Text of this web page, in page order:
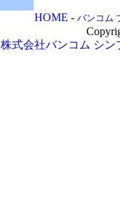
HOME - バンコム
株式会社バンコム シン